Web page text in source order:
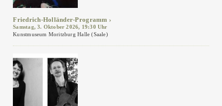
Friedrich-Holländer-Programm
Samstag, 3. Oktober 2026, 19:30 Uhr
Kunstmuseum Moritzburg Halle (Saale)